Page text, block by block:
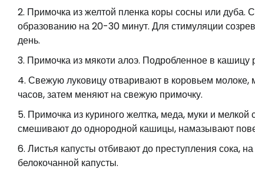
Примочка из желтой пленка коры сосны или дуба.
образованию на 20-30 минут. Для стимуляции
день.
Примочка из мякоти алоэ. Подробленное в кашицу
Свежую луковицу отваривают в коровьем молоке,
часов, затем меняют на свежую примочку.
Примочка из куриного желтка, меда, муки и
смешивают до однородной кашицы, намазывают
Листья капусты отбивают до преступления сока,
белокочанной капусты.